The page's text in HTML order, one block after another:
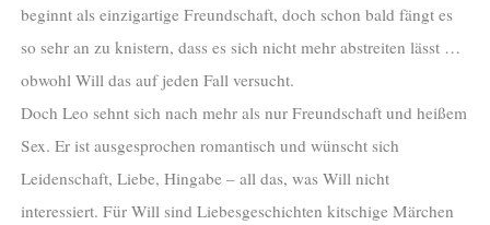
beginnt als einzigartige Freundschaft, doch schon bald fängt es
so sehr an zu knistern, dass es sich nicht mehr abstreiten lässt …
obwohl Will das auf jeden Fall versucht.
Doch Leo sehnt sich nach mehr als nur Freundschaft und heißem
Sex. Er ist ausgesprochen romantisch und wünscht sich
Leidenschaft, Liebe, Hingabe – all das, was Will nicht
interessiert. Für Will sind Liebesgeschichten kitschige Märchen